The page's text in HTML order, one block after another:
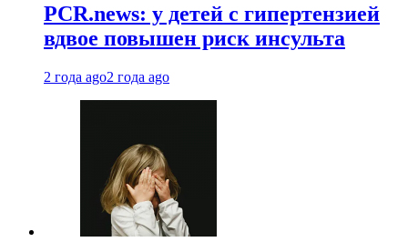
PCR.news: у детей с гипертензией
вдвое повышен риск инсульта
2 года ago2 года ago